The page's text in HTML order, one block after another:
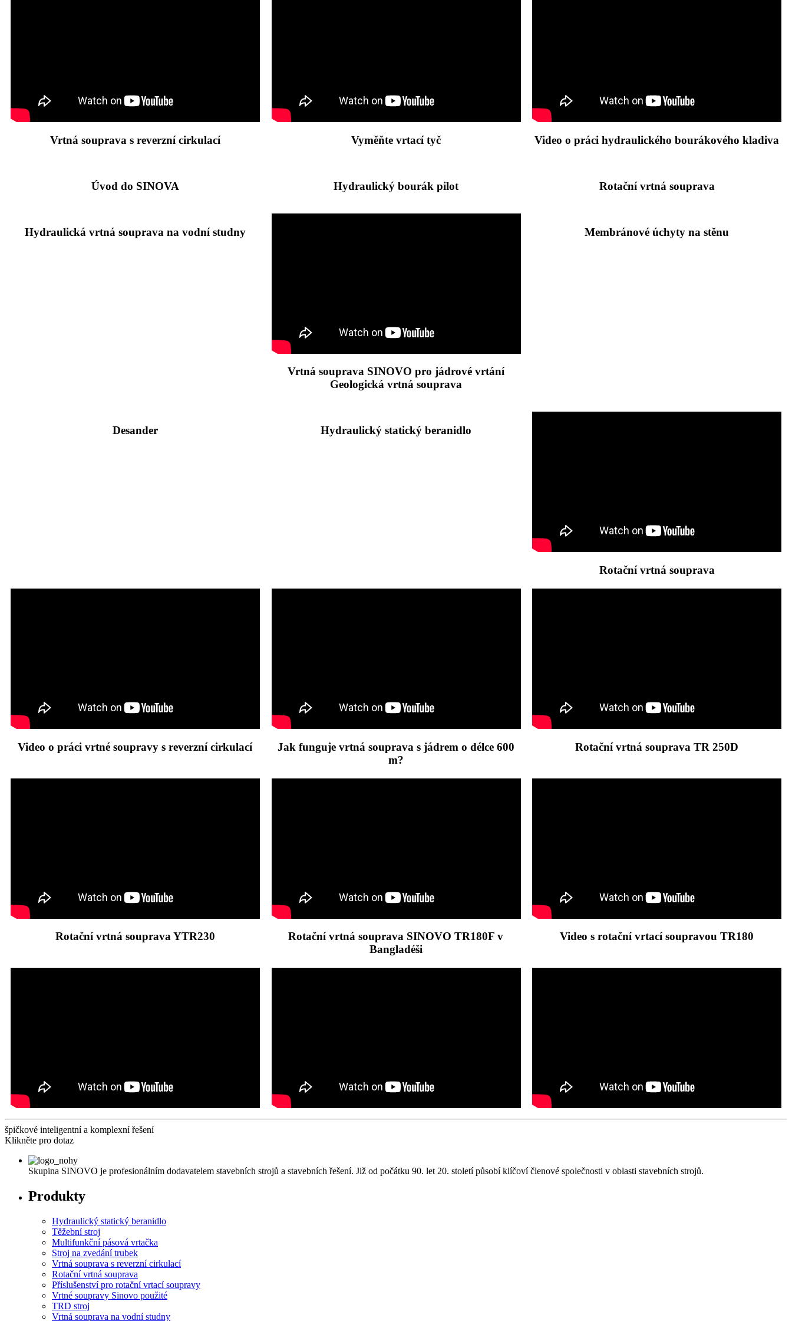
Vrtná souprava s reverzní cirkulací Vyměňte vrtací tyč Video o práci hydraulického bourákového kladiva
Úvod do SINOVA Hydraulický bourák pilot Rotační vrtná souprava
Hydraulická vrtná souprava na vodní studny
Vrtná souprava SINOVO pro jádrové vrtání
Geologická vrtná souprava
Membránové úchyty na stěnu
Desander Hydraulický statický beranidlo
Rotační vrtná souprava
Video o práci vrtné soupravy s reverzní cirkulací
Jak funguje vrtná souprava s jádrem o délce 600
m?
Rotační vrtná souprava TR 250D
Rotační vrtná souprava YTR230
Rotační vrtná souprava SINOVO TR180F v
Bangladéši
Video s rotační vrtací soupravou TR180
špičkové inteligentní a komplexní řešení
Klikněte pro dotaz
Skupina SINOVO je profesionálním dodavatelem stavebních strojů a stavebních řešení. Již od počátku 90. let 20. století působí klíčoví členové společnosti v oblasti stavebních strojů.
Produkty
Hydraulický statický beranidlo
Těžební stroj
Multifunkční pásová vrtačka
Stroj na zvedání trubek
Vrtná souprava s reverzní cirkulací
Rotační vrtná souprava
Příslušenství pro rotační vrtací soupravy
Vrtné soupravy Sinovo použité
TRD stroj
Vrtná souprava na vodní studny